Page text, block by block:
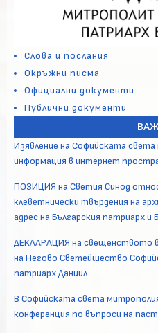
Слова и послания
Окръжни писма
Официални документи
Публични документи
Изявление на Софийската
информация в интернет
ПОЗИЦИЯ на Светия Синод
клеветнически твърдения на
адрес на Българския патриарх
ДЕКЛАРАЦИЯ на свещенството в
на Негово Светейшество
патриарх Даниил
В Софийската света
конференция по въпроси на